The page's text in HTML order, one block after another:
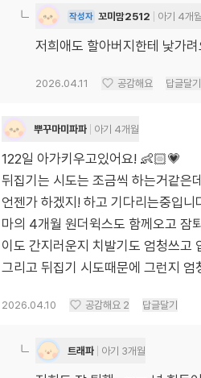
작성자 꼬미맘2512 아기 4개
저희애도 할아버지한테 낯가
2026.04.11 공감해요 답글달기
뿌꾸마미파파 아기 4개월
122일 아가키우고있어요! 👶🏻💗
뒤집기는 시도는 조금씩 하는거같은
언젠가 하겠지! 하고 기다리는중입
마의 4개월 원더윅스도 함께오고 잠
이도 간지러운지 치발기도 엄청쓰고
그리고 뒤집기 시도때문에 그런지
2026.04.10 공감해요 2 답글달기
트래파 아기 3개월